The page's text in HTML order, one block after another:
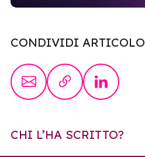
CONDIVIDI ARTICOLO
CHI L’HA SCRITTO?